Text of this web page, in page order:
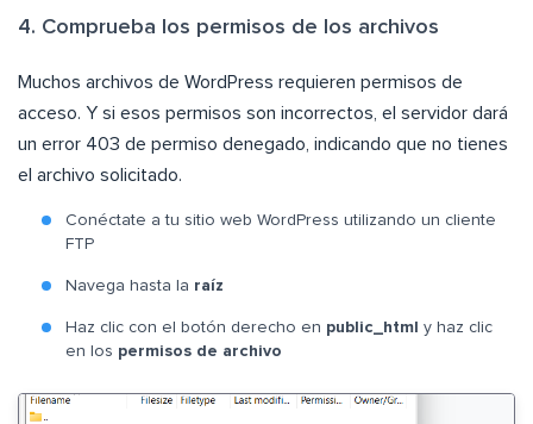
4. Comprueba los permisos de los archivos
Muchos archivos de WordPress requieren permisos de
acceso. Y si esos permisos son incorrectos, el servidor dará
un error 403 de permiso denegado, indicando que no tienes
el archivo solicitado.
Conéctate a tu sitio web WordPress utilizando un cliente
FTP
Navega hasta la raíz
Haz clic con el botón derecho en public_html y haz clic
en los permisos de archivo